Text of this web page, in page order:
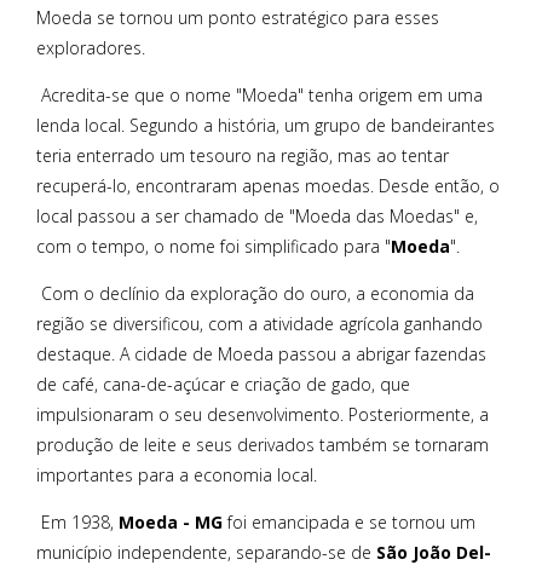
Moeda se tornou um ponto estratégico para esses
exploradores.
Acredita-se que o nome "Moeda" tenha origem em uma
lenda local. Segundo a história, um grupo de bandeirantes
teria enterrado um tesouro na região, mas ao tentar
recuperá-lo, encontraram apenas moedas. Desde então, o
local passou a ser chamado de "Moeda das Moedas" e,
com o tempo, o nome foi simplificado para "Moeda".
Com o declínio da exploração do ouro, a economia da
região se diversificou, com a atividade agrícola ganhando
destaque. A cidade de Moeda passou a abrigar fazendas
de café, cana-de-açúcar e criação de gado, que
impulsionaram o seu desenvolvimento. Posteriormente, a
produção de leite e seus derivados também se tornaram
importantes para a economia local.
Em 1938, Moeda - MGfoi emancipada e se tornou um
município independente, separando-se de São João Del-